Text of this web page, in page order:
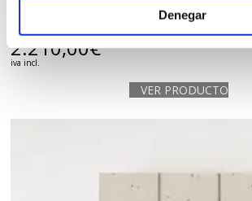
Denegar
Armario madera maciza abeto 3 puertas
2.210,00€
iva incl.
VER PRODUCTO